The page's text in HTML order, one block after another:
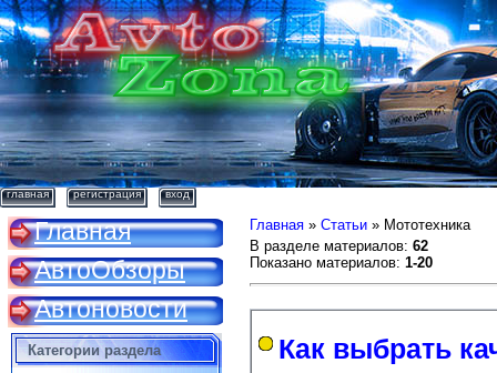
главная регистрация вход
Главная
АвтоОбзоры
Автоновости
Категории раздела
Главная » Статьи » Мототехника
В разделе материалов: 62
Показано материалов: 1-20
Как выбрать